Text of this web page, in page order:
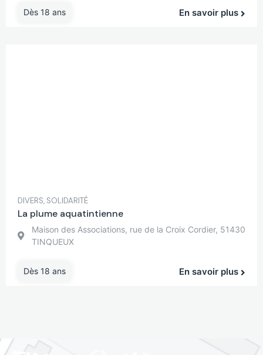
Dès 18 ans En savoir plus
DIVERS, SOLIDARITÉ
La plume aquatintienne
Maison des Associations, rue de la Croix Cordier, 51430
TINQUEUX
Dès 18 ans En savoir plus